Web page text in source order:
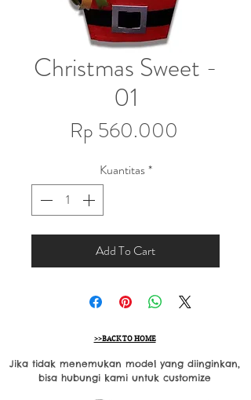
Christmas Sweet -
01
Rp 560.000
Kuantitas*
Add To Cart
>>BACK TO HOME
Jika tidak menemukan model yang diinginkan,
bisa hubungi kami untuk customize